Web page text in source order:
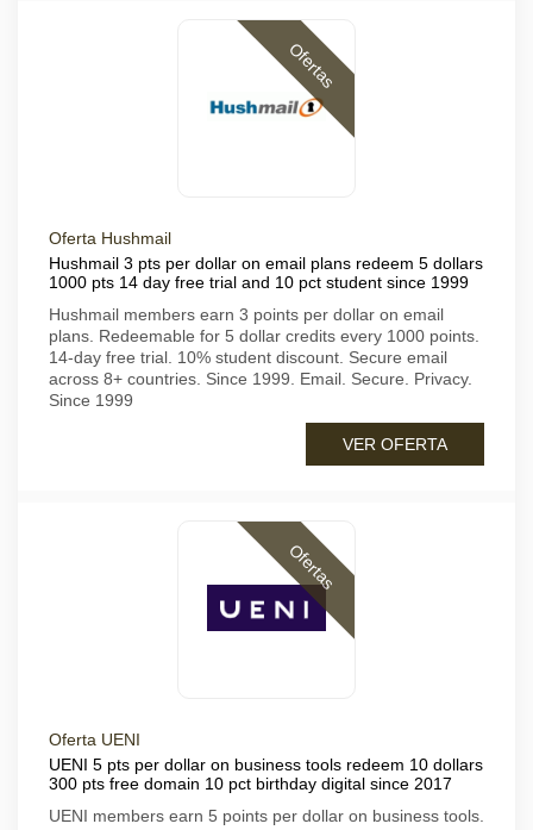
Ofertas
Oferta Hushmail
Hushmail 3 pts per dollar on email plans redeem 5 dollars
1000 pts 14 day free trial and 10 pct student since 1999
Hushmail members earn 3 points per dollar on email
plans. Redeemable for 5 dollar credits every 1000 points.
14-day free trial. 10% student discount. Secure email
across 8+ countries. Since 1999. Email. Secure. Privacy.
Since 1999
VER OFERTA
Ofertas
Oferta UENI
UENI 5 pts per dollar on business tools redeem 10 dollars
300 pts free domain 10 pct birthday digital since 2017
UENI members earn 5 points per dollar on business tools.